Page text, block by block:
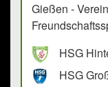
Gießen -
HSG